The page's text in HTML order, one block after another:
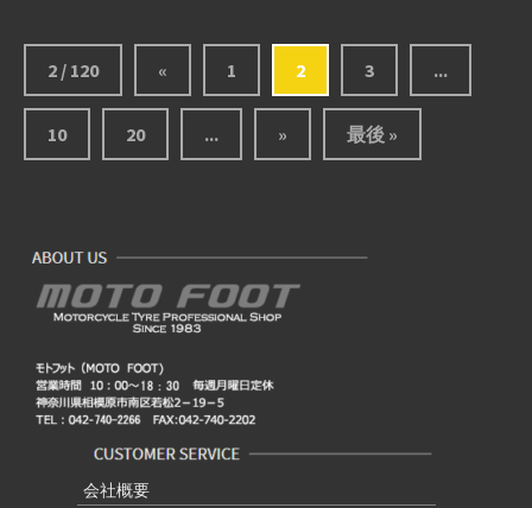
2 / 120 « 1 2 3 ...
10 20 ... » 最後 »
会社概要